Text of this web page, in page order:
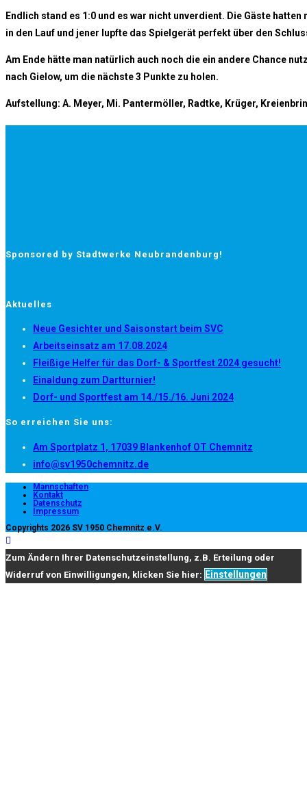
Endlich stand es 1:0 und es war nicht unverdient. Die Gäste
in den Lauf und jener lupfte das Spielgerät perfekt über den
Am Ende hätte man natürlich auch noch die ein andere Chance
nach Gielow, um die nächste 3 Punkte zu holen.
Aufstellung: A. Meyer, Mi. Pantermöller, Radtke, Krüger,
Sponsored by Stadtwerke Neubrandenburg!
Aktuelles
Neue Gesichter und Saisonstart beim SVC
Arbeitseinsatz am 17.08.2024
Fleißige Helfer für das Dorf- & Sportfest 2024 gesucht!
Einaldung zum Dartturnier!
Dorf- und Sportfest am 14./15./16. Juni 2024
So erreichen Sie uns:
Am Sportplatz 1, 17039 Blankenhof OT Chemnitz
a
info@sv1950chemnitz.deOpens
in
Mannschaften
Kontakt
Datenschutz
Impressum
Copyrights 2026 SV 1950 Chemnitz e.V.
Zum Ändern Ihrer Datenschutzeinstellung, z.B. Erteilung oder
Widerruf von Einwilligungen, klicken Sie hier: Einstellungen